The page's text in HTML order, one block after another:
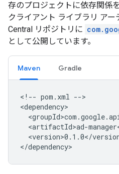
存のプロジェクトに依存関係
クライアント ライブラリ ア
Central リポジトリに
として公開しています。
Maven Gradle
<!-- pom.xml -->
<version>0.1.0</